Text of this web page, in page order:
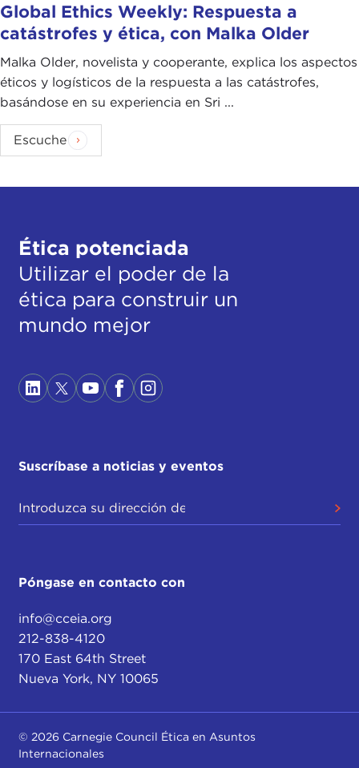
Global Ethics Weekly: Respuesta a
catástrofes y ética, con Malka Older
Malka Older, novelista y cooperante, explica los aspectos
éticos y logísticos de la respuesta a las catástrofes,
basándose en su experiencia en Sri ...
Escuche
Ética potenciada
Utilizar el poder de la
ética para construir un
mundo mejor
Suscríbase a noticias y eventos
Póngase en contacto con
info@cceia.org
212-838-4120
170 East 64th Street
Nueva York, NY 10065
© 2026 Carnegie Council Ética en Asuntos
Internacionales